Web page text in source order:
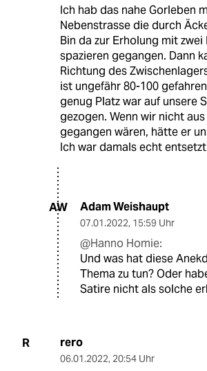
Ich hab das nahe Gorleben
Nebenstrasse die durch
Bin da zur Erholung mit zwei
spazieren gegangen. Dann
Richtung des
ist ungefähr 80-100
genug Platz war auf unsere
gezogen. Wenn wir nicht
gegangen wären, hätte er
Ich war damals echt
AW Adam Weishaupt
07.01.2022, 15:59 Uhr
@Hanno Homie:
Und was hat diese
Thema zu tun? Oder
Satire nicht als solche
R rero
06.01.2022, 20:54 Uhr